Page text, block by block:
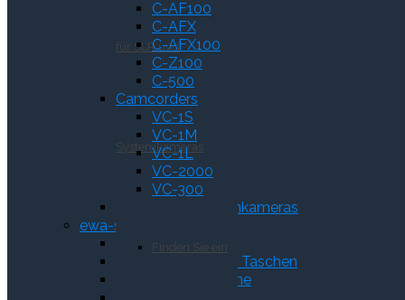
für SLR und
Systemkameras
Finden Sie ein
C-AF100
C-AFX
C-AFX100
C-Z100
C-500
Camcorders
VC-1S
VC-1M
VC-1L
VC-2000
VC-300
Rundfunk und Filmkameras
ewa-sports
BeltSafe
DUS wasserdichte Taschen
iWP für Smartphone